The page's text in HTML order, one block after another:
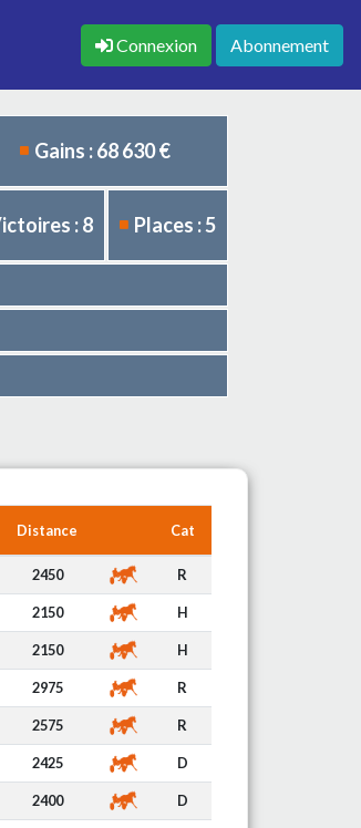
Connexion Abonnement
Gains : 68 630 €
: 8 Places : 5
Distance Cat
2450 R
2150 H
2150 H
2975 R
2575 R
2425 D
2400 D